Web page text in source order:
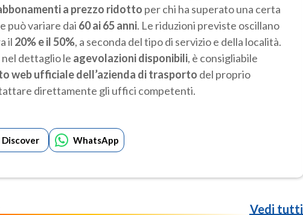
a prezzo ridotto per chi ha superato una certa
può variare dai 60 ai 65 anni. Le riduzioni previste oscillano
il 20% e il 50%, a seconda del tipo di servizio e della località.
dettaglio le agevolazioni disponibili, è consigliabile
web ufficiale dell’azienda di trasporto del proprio
direttamente gli uffici competenti.
Discover WhatsApp
Vedi tutti